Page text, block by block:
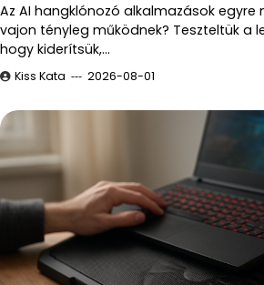
Az AI hangklónozó alkalmazások egyre
vajon tényleg működnek? Teszteltük a
hogy kiderítsük,…
Kiss Kata 2026-08-01